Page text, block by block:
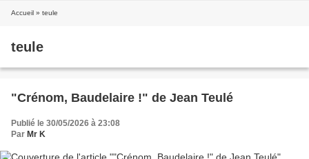
Accueil » teule
teule
"Crénom, Baudelaire !" de Jean Teulé
Publié le 30/05/2026 à 23:08
Par Mr K